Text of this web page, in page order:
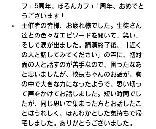
フェ5周年、ほろんカフェ1周年、おめでと
うございます！
主催者の皆様、お疲れ様でした。生徒さん
達との色々なエピソードを聞いて、笑い、
そして涙が出ました。講演終了後、「近く
の人と話してみてください」の声に、初対
面の人と話すのが苦手なので、困ったなあ
と思いましたが、校長ちゃんのお話が、胸
の中で大きな力になったようで、思い切っ
て声をかけてお話しました。短い時間でし
たが、同じ思いで集まった方とお話したこ
とはうれしく、ほんわかとした気持ちで帰
宅しました。ありがとうございました。